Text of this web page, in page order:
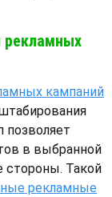
рекламных
кампаний
позволяет
в выбранной
стороны. Такой
рекламные